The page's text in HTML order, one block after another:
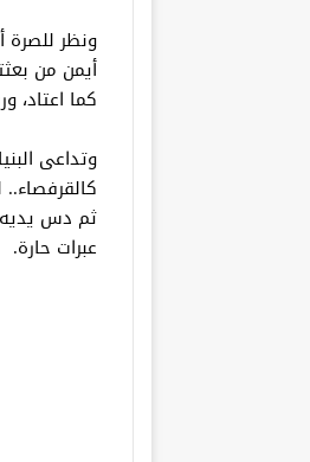
ونظر
أيمن من
كما
وتداعى
ثم دس يديه
عبرات حارة.